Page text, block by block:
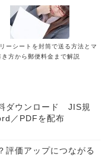
ーシートを封筒で送る方法とマ
方から郵便料金まで解説
ダウンロード JIS規
／PDFを配布
評価アップにつながる